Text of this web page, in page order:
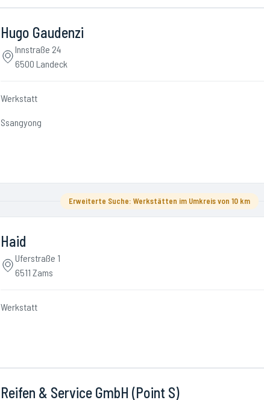
Hugo Gaudenzi
Innstraße 24
6500 Landeck
Werkstatt
Ssangyong
Erweiterte Suche: Werkstätten im Umkreis von 10 km
Haid
Uferstraße 1
6511 Zams
Werkstatt
Reifen & Service GmbH (Point S)